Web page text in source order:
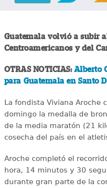
Guatemala volvió a subir
Centroamericanos y del
OTRAS NOTICIAS: Alberto
para Guatemala en Santo
La fondista Viviana Aroche
domingo la medalla de
de la media maratón (21
cosecha del país en el
Aroche completó el
hora, 14 minutos y 30
durante gran parte de la